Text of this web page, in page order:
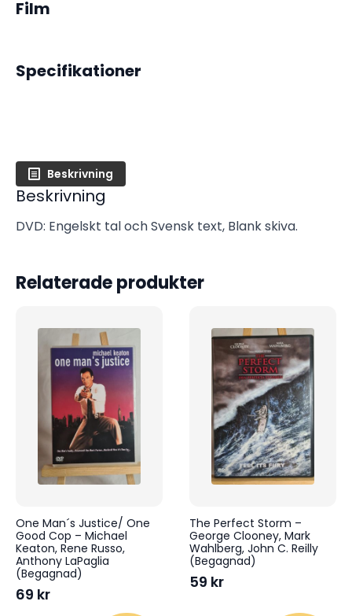
Film
Specifikationer
Beskrivning
Beskrivning
DVD: Engelskt tal och Svensk text, Blank skiva.
Relaterade produkter
One Man´s Justice/ One
Good Cop – Michael
Keaton, Rene Russo,
Anthony LaPaglia
(Begagnad)
69 kr
The Perfect Storm –
George Clooney, Mark
Wahlberg, John C. Reilly
(Begagnad)
59 kr